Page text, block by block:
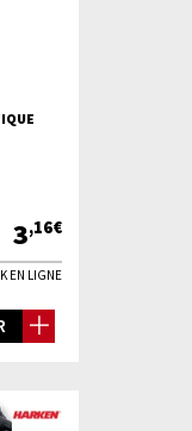
3,16€
EN LIGNE